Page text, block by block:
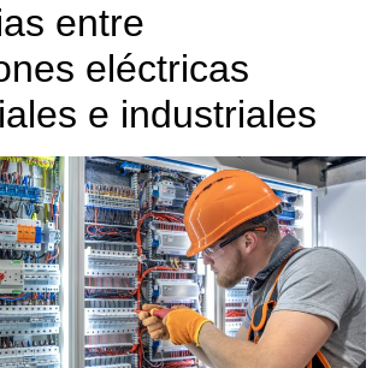
entre
eléctricas
e industriales